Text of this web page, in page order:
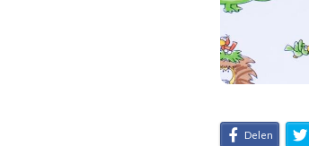
Delen